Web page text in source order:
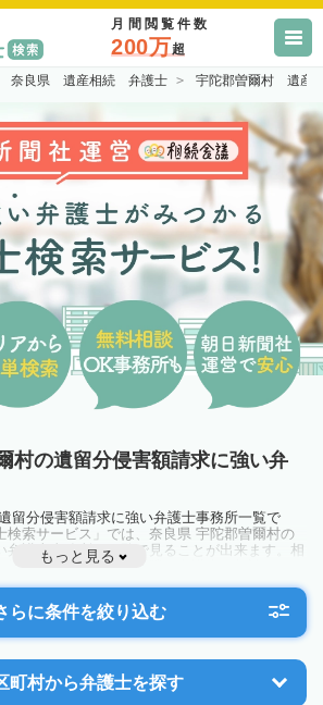
月間閲覧件数
200万超
奈良県 遺産相続 弁護士 宇陀郡曽爾村 遺産
村の遺留分侵害額請求に強い弁
留分侵害額請求に強い弁護士事務所一覧で
検索サービス」では、奈良県 宇陀郡曽爾村の
弁護士事務所を一覧で見ることが出来ます。相
抱えている方は一度近隣の弁護士に相談してみ
もっと見る
らに条件を絞り込む
町村から弁護士を探す